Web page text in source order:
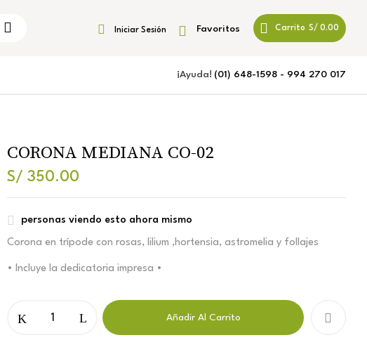
Iniciar Sesión Favoritos Carrito S/ 0.00
¡Ayuda! (01) 648-1598 - 994 270 017
CORONA MEDIANA CO-02
S/ 350.00
personas viendo esto ahora mismo
Corona en trípode con rosas, lilium ,hortensia, astromelia y follajes
• Incluye la dedicatoria impresa •
Añadir Al Carrito